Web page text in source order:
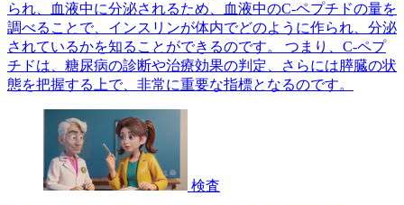
られ、血液中に分泌されるため、血液中のC-ペプチドの量を
調べることで、インスリンが体内でどのように作られ、分泌
されているかを知ることができるのです。 つまり、C-ペプ
チドは、糖尿病の診断や治療効果の判定、さらには膵臓の状
態を把握する上で、非常に重要な指標となるのです。
検査